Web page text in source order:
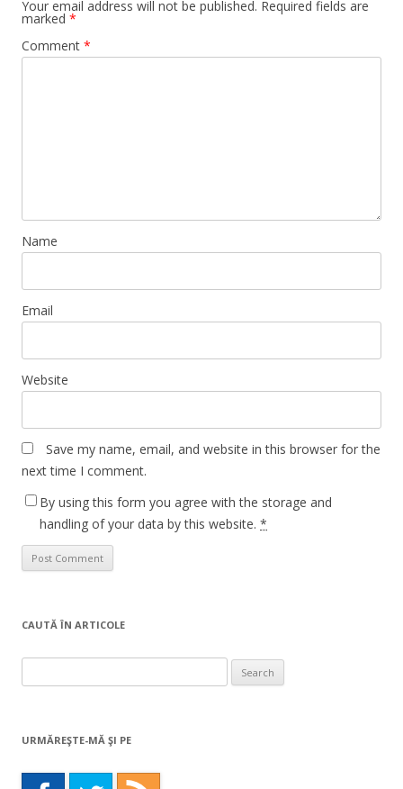
Your email address will not be published. Required fields are
marked *
Comment *
Name
Email
Website
Save my name, email, and website in this browser for the
next time I comment.
By using this form you agree with the storage and
handling of your data by this website. *
CAUTĂ ÎN ARTICOLE
for:
URMĂREŞTE-MĂ ŞI PE